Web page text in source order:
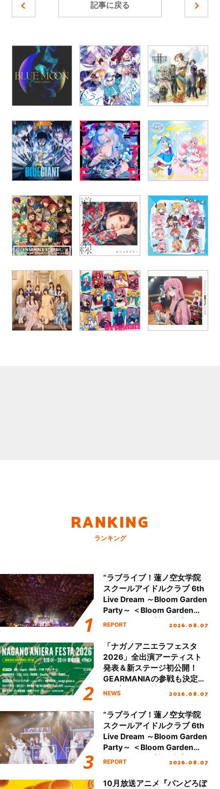
記事に戻る
RANKING
ランキング
“ラブライブ！蓮ノ空女学院
スクールアイドルクラブ 6th
Live Dream ～Bloom Garden
Party～ ＜Bloom Garden
Party Stage／埼玉公演＞”
REPORT 2026.08.07
「ナガノアニエラフェスタ
2026」全出演アーティスト
発表＆新ステージ初公開！
GEARMANIAの参戦も決定
し、初となる第3ステージの
NEWS 2026.08.07
“ラブライブ！蓮ノ空女学院
スクールアイドルクラブ 6th
Live Dream ～Bloom Garden
Party～ ＜Bloom Garden
Party Stage／埼玉公演＞”
REPORT 2026.08.07
10月放送アニメ『パンどろぼ